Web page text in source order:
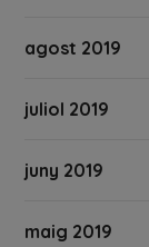
agost 2019
juliol 2019
juny 2019
maig 2019